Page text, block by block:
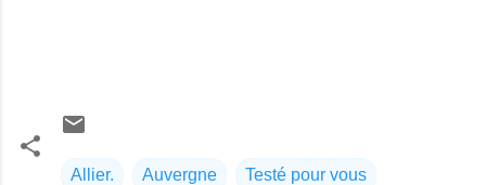
Allier. Auvergne Testé pour vous